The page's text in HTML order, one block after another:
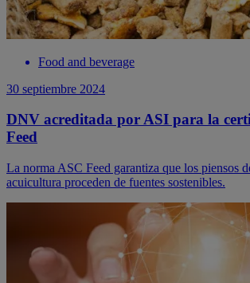
Food and beverage
30 septiembre 2024
DNV acreditada por ASI para la
Feed
La norma ASC Feed garantiza que los piensos
acuicultura proceden de fuentes sostenibles.